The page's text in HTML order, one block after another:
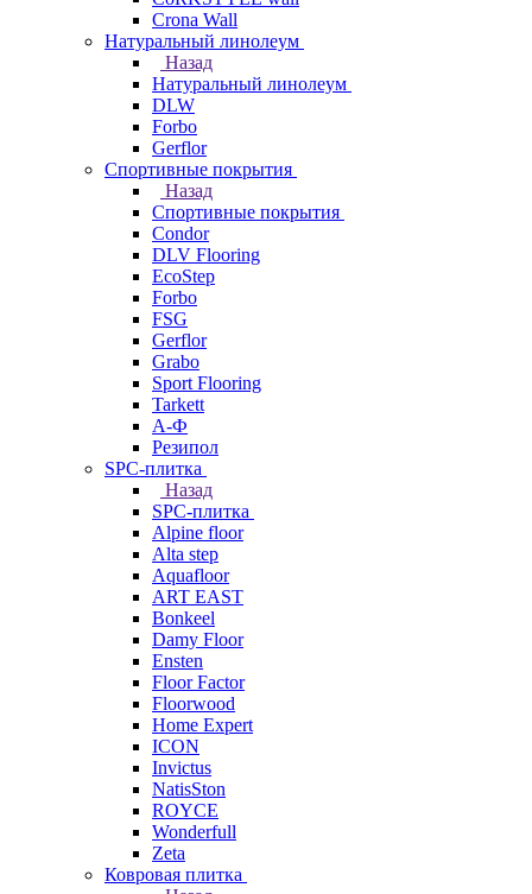
Crona Wall
Натуральный линолеум
Назад
Натуральный линолеум
DLW
Forbo
Gerflor
Спортивные покрытия
Назад
Спортивные покрытия
Condor
DLV Flooring
EcoStep
Forbo
FSG
Gerflor
Grabo
Sport Flooring
Tarkett
А-Ф
Резипол
SPC-плитка
Назад
SPC-плитка
Alpine floor
Alta step
Aquafloor
ART EAST
Bonkeel
Damy Floor
Ensten
Floor Factor
Floorwood
Home Expert
ICON
Invictus
NatisSton
ROYCE
Wonderfull
Zeta
Ковровая плитка